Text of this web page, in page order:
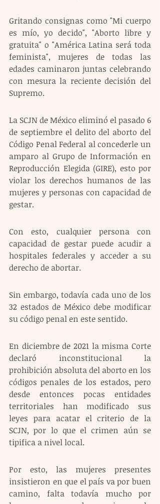
Gritando consignas como "Mi cuerpo
es mío, yo decido", "Aborto libre y
gratuita" o "América Latina será toda
feminista", mujeres de todas las
edades caminaron juntas celebrando
con mesura la reciente decisión del
Supremo.
La SCJN de México eliminó el pasado 6
de septiembre el delito del aborto del
Código Penal Federal al concederle un
amparo al Grupo de Información en
Reproducción Elegida (GIRE), esto por
violar los derechos humanos de las
mujeres y personas con capacidad de
gestar.
Con esto, cualquier persona con
capacidad de gestar puede acudir a
hospitales federales y acceder a su
derecho de abortar.
Sin embargo, todavía cada uno de los
32 estados de México debe modificar
su código penal en este sentido.
En diciembre de 2021 la misma Corte
declaró inconstitucional la
prohibición absoluta del aborto en los
códigos penales de los estados, pero
desde entonces pocas entidades
territoriales han modificado sus
leyes para acatar el criterio de la
SCJN, por lo que el crimen aún se
tipifica a nivel local.
Por esto, las mujeres presentes
insistieron en que el país va por buen
camino, falta todavía mucho por